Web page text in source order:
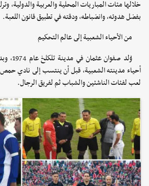
خلالها مئات المباريات المحلية والعربية
بفضل هدوئه، وانضباطه، ودقته في تطبيق قانون اللعبة.
من الأحياء الشعبية إلى عالم التحكيم
وُلد
أحياء مدينته الشعبية، قبل أن ينتسب إلى نادي حمص
لعب لفئات الناشئين والشباب ثم لفريق الرجال.